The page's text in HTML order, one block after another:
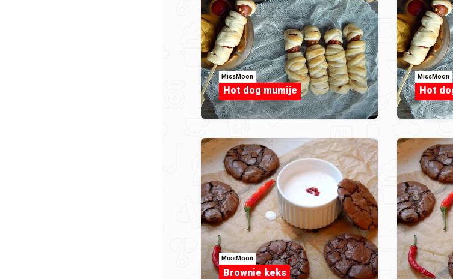
MissMoon
Hot dog mumije
MissMoon
Hot
MissMoon
Brownie keks